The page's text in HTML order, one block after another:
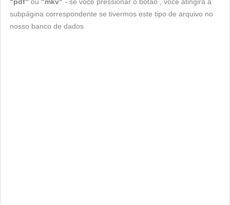
subpágina correspondente se tivermos este tipo de arquivo no
nosso banco de dados